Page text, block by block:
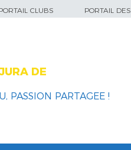
CLUBS PORTAIL
DE
PASSION PARTAGEE !